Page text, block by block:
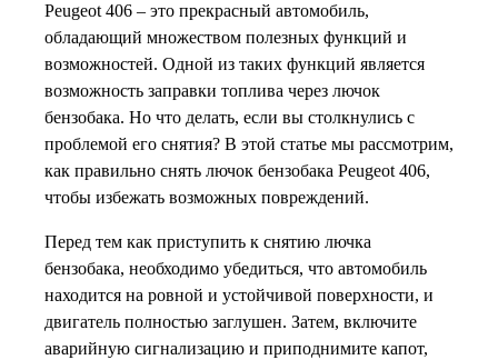
Peugeot 406 – это прекрасный автомобиль,
обладающий множеством полезных функций и
возможностей. Одной из таких функций является
возможность заправки топлива через лючок
бензобака. Но что делать, если вы столкнулись с
проблемой его снятия? В этой статье мы рассмотрим,
как правильно снять лючок бензобака Peugeot 406,
чтобы избежать возможных повреждений.
Перед тем как приступить к снятию лючка
бензобака, необходимо убедиться, что автомобиль
находится на ровной и устойчивой поверхности, и
двигатель полностью заглушен. Затем, включите
аварийную сигнализацию и приподнимите капот,